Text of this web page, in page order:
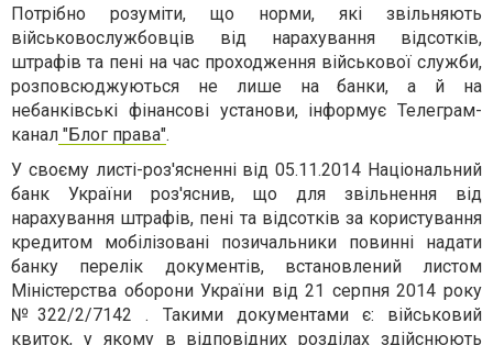
Потрібно розуміти, що норми, які звільняють
військовослужбовців від нарахування відсотків,
штрафів та пені на час проходження військової служби,
розповсюджуються не лише на банки, а й на
небанківські фінансові установи, інформує Телеграм-
канал "Блог права".
У своєму листі-роз'ясненні від 05.11.2014 Національний
банк України роз'яснив, що для звільнення від
нарахування штрафів, пені та відсотків за користування
кредитом мобілізовані позичальники повинні надати
банку перелік документів, встановлений листом
Міністерства оборони України від 21 серпня 2014 року
№322/2/7142 . Такими документами є: військовий
квиток, у якому в відповідних розділах здійснюють